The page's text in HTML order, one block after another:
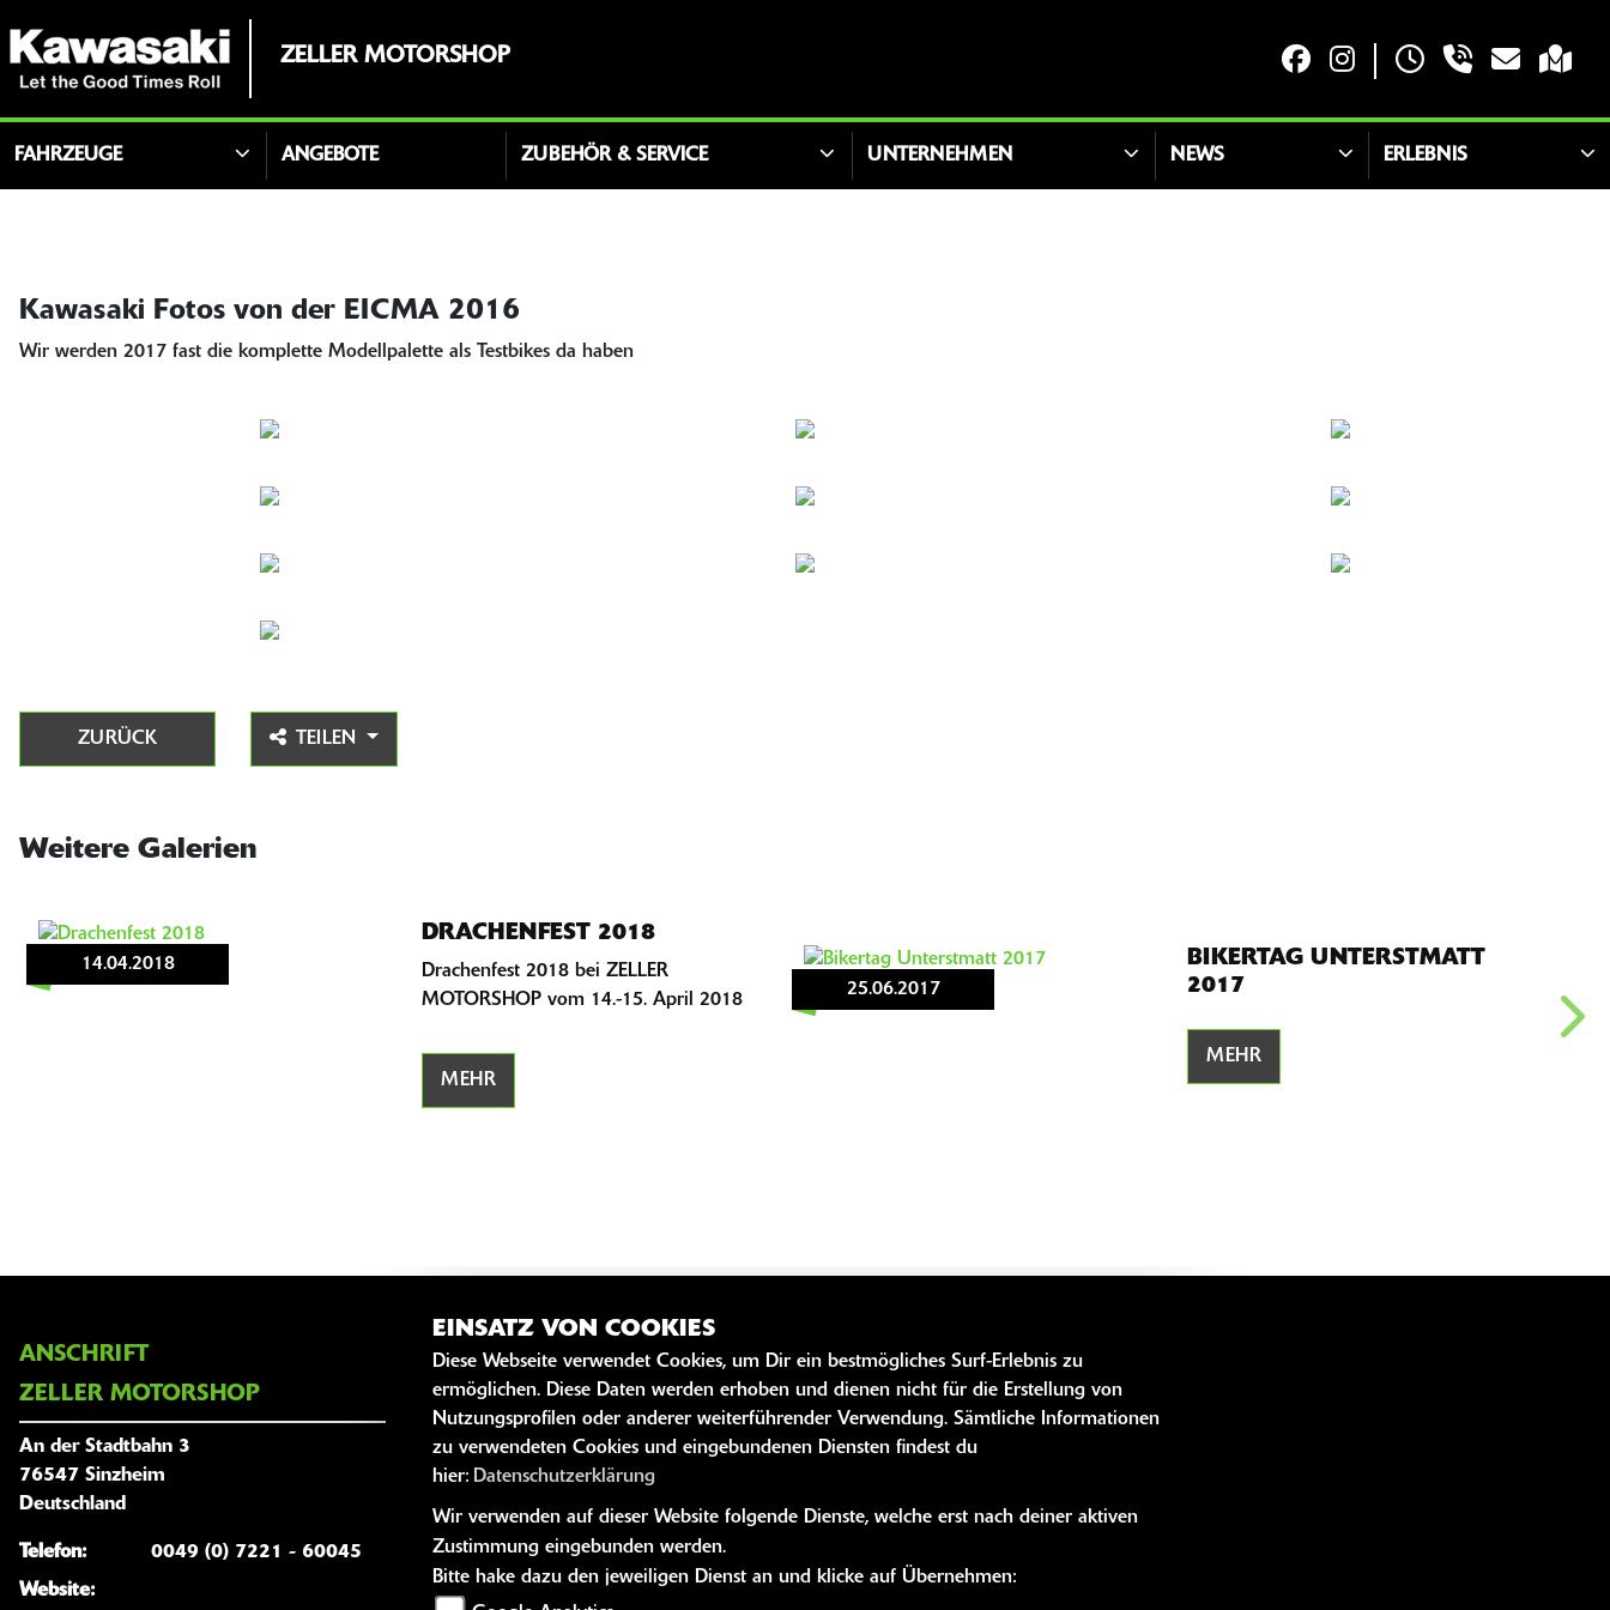
ZELLER MOTORSHOP
FAHRZEUGE ANGEBOTE ZUBEHÖR & SERVICE UNTERNEHMEN NEWS ERLEBNIS
Kawasaki Fotos von der EICMA 2016
Wir werden 2017 fast die komplette Modellpalette als Testbikes da haben
ZURÜCK TEILEN
Weitere Galerien
14.04.2018
DRACHENFEST 2018
Drachenfest 2018 bei ZELLER
MOTORSHOP vom 14.-15. April 2018
MEHR
25.06.2017
BIKERTAG UNTERSTMATT
2017
MEHR
ANSCHRIFT
ZELLER MOTORSHOP
An der Stadtbahn 3
76547 Sinzheim
Deutschland
Telefon:
0049 (0) 7221 - 60045
Website:
ÖFFNUNGSZEITEN
Montag:
geschlossen
Dienstag:
09:00 - 12:00 und 14:00 - 17:00
09:00 - 12:00 und 14:00 - 17:00
09:00 - 12:00 und 14:00 - 17:00
Freitag:
09:00 - 12:00 und 14:00 - 17:00
WEITERE LINKS
Kawasaki News
EINSATZ VON COOKIES
Diese Webseite verwendet Cookies, um Dir ein bestmögliches Surf-Erlebnis zu
ermöglichen. Diese Daten werden erhoben und dienen nicht für die Erstellung von
Nutzungsprofilen oder anderer weiterführender Verwendung. Sämtliche Informationen
zu verwendeten Cookies und eingebundenen Diensten findest du
hier: Datenschutzerklärung
Wir verwenden auf dieser Website folgende Dienste, welche erst nach deiner aktiven
Zustimmung eingebunden werden.
Bitte hake dazu den jeweiligen Dienst an und klicke auf Übernehmen: